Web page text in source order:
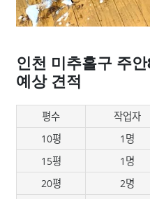
인천 미추홀구 주
예상 견적
평수 작업자
10평
1명
15평
1명
20평
2명